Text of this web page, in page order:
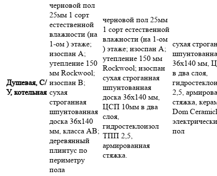
Душевая, С/
У, котельная
черновой пол
25мм 1 сорт
естественной
влажности (на
1-ом ) этаже;
изоспан А;
утепление 150
мм Rockwool;
изоспан В;
сухая
строганная
шпунтованная
доска 36х140
мм, класса АВ;
деревянный
плинтус по
периметру
пола
черновой пол 25мм
1 сорт естественной
влажности (на 1-ом
) этаже; изоспан А;
утепление 150 мм
Rockwool; изоспан
сухая строганная
шпунтованная
доска 36х140 мм,
ЦСП 10мм в два
слоя,
гидростеклоизол
ТПП 2,5,
армированная
стяжка.
сухая
36х140 мм,
в два слоя,
2,5,
стяжка,
Dom
пол